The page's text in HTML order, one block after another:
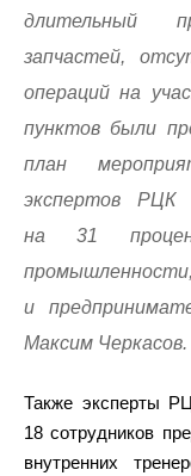
длительный
запчастей,
операций на
пунктов были
план
экспертов РЦК
на 31
и
Максим Черкасов.
Также эксперты
18 сотрудников
внутренних